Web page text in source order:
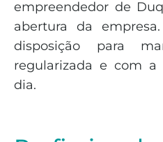
empreendedor de
abertura da
disposição para
regularizada e com a
dia.